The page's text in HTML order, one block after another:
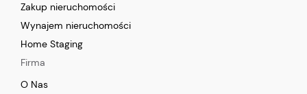
Zakup nieruchomości
Wynajem nieruchomości
Home Staging
Firma
O Nas